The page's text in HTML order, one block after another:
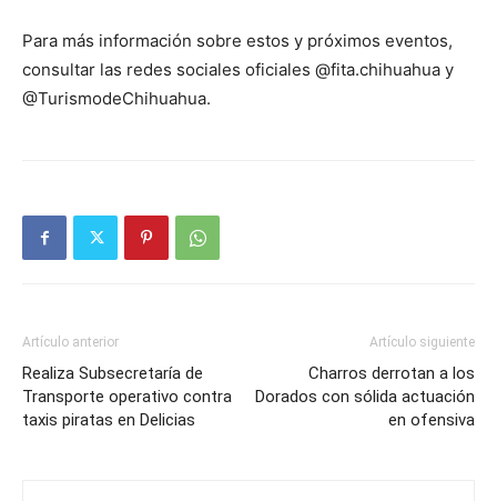
Para más información sobre estos y próximos eventos,
consultar las redes sociales oficiales @fita.chihuahua y
@TurismodeChihuahua.
Artículo anterior
Realiza Subsecretaría de
Transporte operativo contra
taxis piratas en Delicias
Artículo siguiente
Charros derrotan a los
Dorados con sólida actuación
en ofensiva